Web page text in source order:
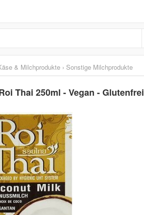
& Milchprodukte › Sonstige Milchprodukte
Thai 250ml - Vegan - Glutenfrei